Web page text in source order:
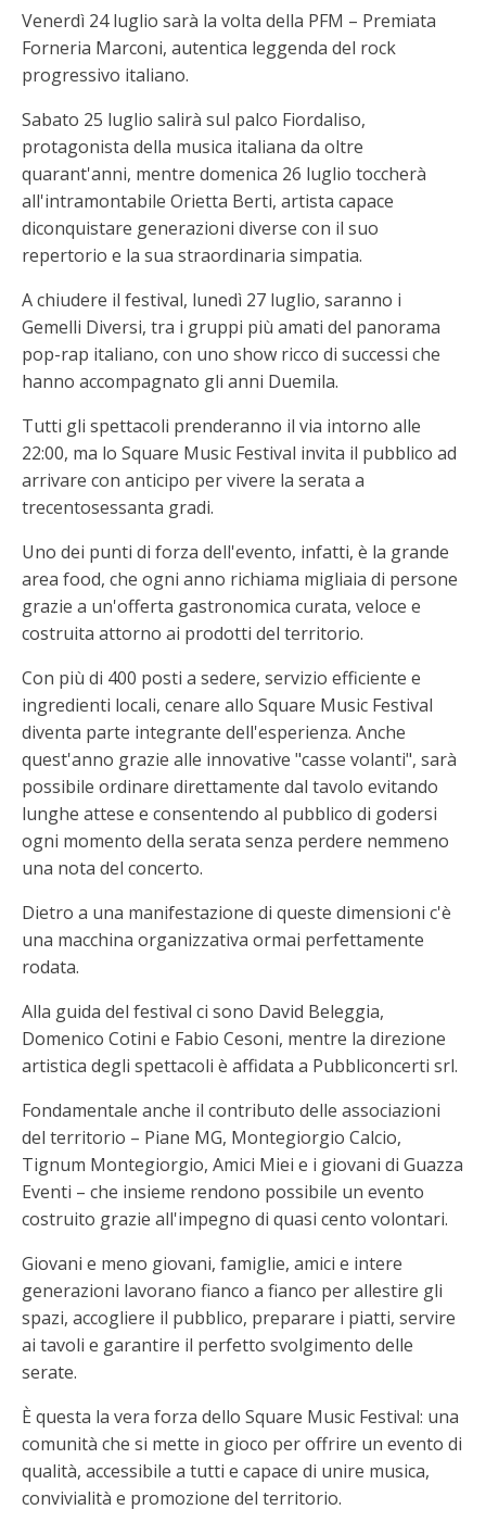
Venerdì 24 luglio sarà la volta della PFM – Premiata
Forneria Marconi, autentica leggenda del rock
progressivo italiano.
Sabato 25 luglio salirà sul palco Fiordaliso,
protagonista della musica italiana da oltre
quarant'anni, mentre domenica 26 luglio toccherà
all'intramontabile Orietta Berti, artista capace
diconquistare generazioni diverse con il suo
repertorio e la sua straordinaria simpatia.
A chiudere il festival, lunedì 27 luglio, saranno i
Gemelli Diversi, tra i gruppi più amati del panorama
pop-rap italiano, con uno show ricco di successi che
hanno accompagnato gli anni Duemila.
Tutti gli spettacoli prenderanno il via intorno alle
22:00, ma lo Square Music Festival invita il pubblico ad
arrivare con anticipo per vivere la serata a
trecentosessanta gradi.
Uno dei punti di forza dell'evento, infatti, è la grande
area food, che ogni anno richiama migliaia di persone
grazie a un'offerta gastronomica curata, veloce e
costruita attorno ai prodotti del territorio.
Con più di 400 posti a sedere, servizio efficiente e
ingredienti locali, cenare allo Square Music Festival
diventa parte integrante dell'esperienza. Anche
quest'anno grazie alle innovative "casse volanti", sarà
possibile ordinare direttamente dal tavolo evitando
lunghe attese e consentendo al pubblico di godersi
ogni momento della serata senza perdere nemmeno
una nota del concerto.
Dietro a una manifestazione di queste dimensioni c'è
una macchina organizzativa ormai perfettamente
rodata.
Alla guida del festival ci sono David Beleggia,
Domenico Cotini e Fabio Cesoni, mentre la direzione
artistica degli spettacoli è affidata a Pubbliconcerti srl.
Fondamentale anche il contributo delle associazioni
del territorio – Piane MG, Montegiorgio Calcio,
Tignum Montegiorgio, Amici Miei e i giovani di Guazza
Eventi – che insieme rendono possibile un evento
costruito grazie all'impegno di quasi cento volontari.
Giovani e meno giovani, famiglie, amici e intere
generazioni lavorano fianco a fianco per allestire gli
spazi, accogliere il pubblico, preparare i piatti, servire
ai tavoli e garantire il perfetto svolgimento delle
serate.
È questa la vera forza dello Square Music Festival: una
comunità che si mette in gioco per offrire un evento di
qualità, accessibile a tutti e capace di unire musica,
convivialità e promozione del territorio.